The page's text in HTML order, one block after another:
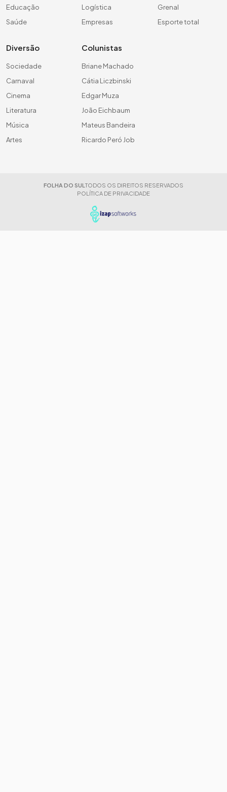
Educação
Saúde
Logística
Empresas
Grenal
Esporte total
Diversão
Sociedade
Carnaval
Cinema
Literatura
Música
Artes
Colunistas
Briane Machado
Cátia Liczbinski
Edgar Muza
João Eichbaum
Mateus Bandeira
Ricardo Peró Job
FOLHA DO SUL TODOS OS DIREITOS RESERVADOS
POLÍTICA DE PRIVACIDADE